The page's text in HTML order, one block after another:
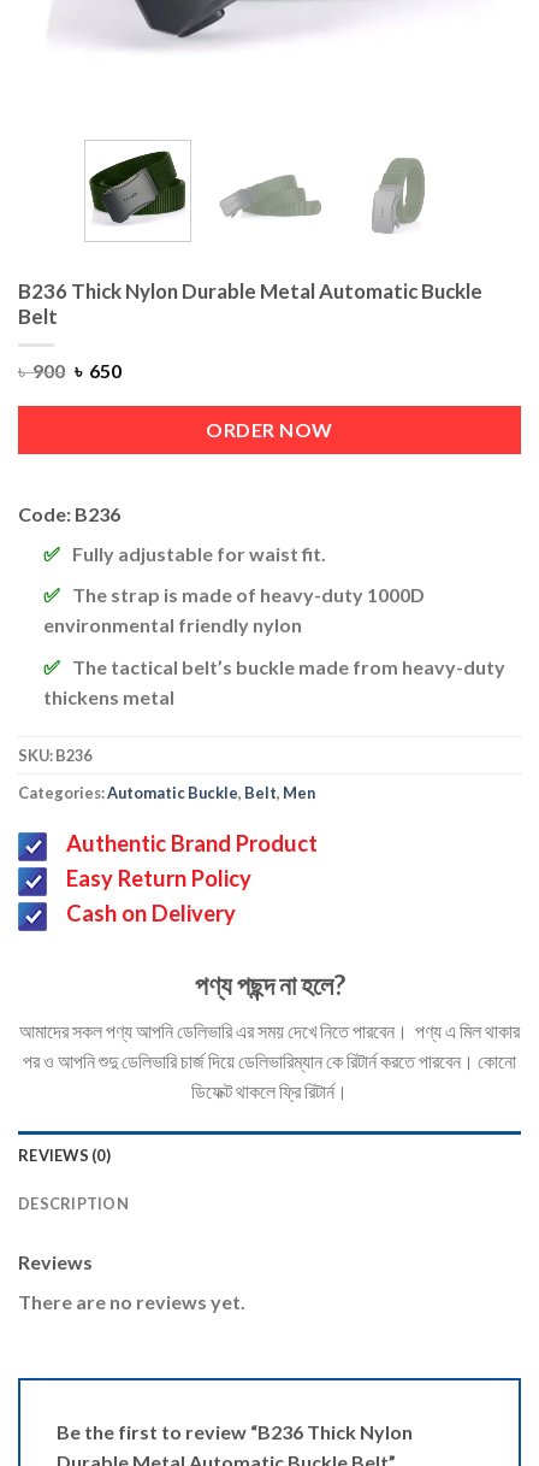
B236 Thick Nylon Durable Metal Automatic Buckle
Belt
৳900 ৳ 650
ORDER NOW
Code: B236
Fully adjustable for waist fit.
The strap is made of heavy-duty 1000D
environmental friendly nylon
The tactical belt’s buckle made from heavy-duty
thickens metal
SKU:B236
Categories:Automatic Buckle, Belt, Men
Authentic Brand Product
Easy Return Policy
Cash on Delivery
পণ্য পছন্দ না হলে?
আমাদের সকল পণ্য আপনি ডেলিভারি এর সময় দেখে নিতে পারবেন। পণ্য এ মিল থাকার
পর ও আপনি শুদু ডেলিভারি চার্জ দিয়ে ডেলিভারিম্যান কে রিটার্ন করতে পারবেন। কোনো
ডিফেক্ট থাকলে ফ্রি রিটার্ন।
REVIEWS (0)
DESCRIPTION
Reviews
There are no reviews yet.
Be the first to review “B236 Thick Nylon